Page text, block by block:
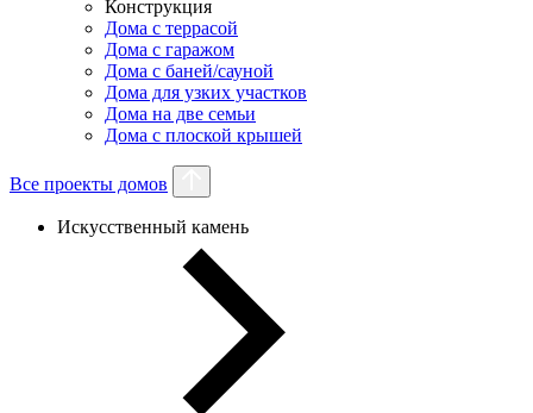
Конструкция
Дома с террасой
Дома с гаражом
Дома с баней/сауной
Дома для узких участков
Дома на две семьи
Дома с плоской крышей
Все проекты домов
Искусственный камень